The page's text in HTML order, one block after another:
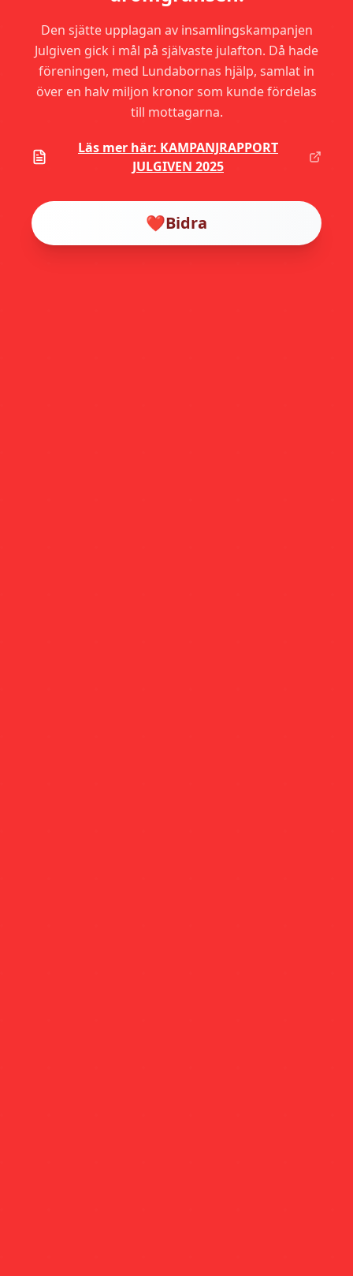
Den sjätte upplagan av insamlingskampanjen
Julgiven gick i mål på självaste julafton. Då hade
föreningen, med Lundabornas hjälp, samlat in
över en halv miljon kronor som kunde fördelas
till mottagarna.
Läs mer här: KAMPANJRAPPORT
JULGIVEN 2025
❤️Bidra